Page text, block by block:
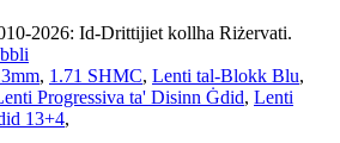
2026: Id-Drittijiet kollha Riżervati.
, 1.71 SHMC, Lenti tal-Blokk Blu,
Progressiva ta' Disinn Ġdid, Lenti
13+4,